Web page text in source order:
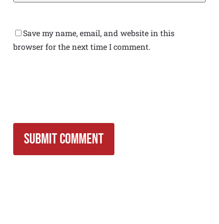
Save my name, email, and website in this
browser for the next time I comment.